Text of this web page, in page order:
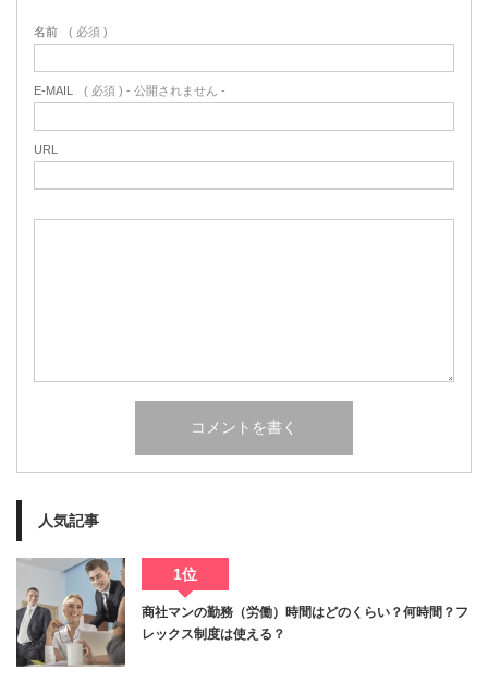
名前 ( 必須 )
E-MAIL ( 必須 ) - 公開されません -
URL
人気記事
1位
商社マンの勤務（労働）時間はどのくらい？何時間？フ
レックス制度は使える？